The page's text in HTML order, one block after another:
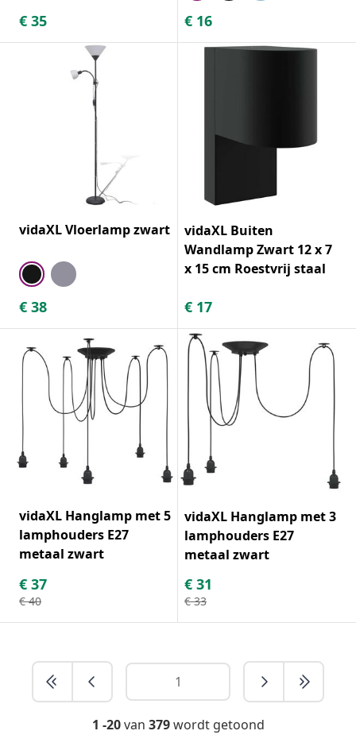
€ 35 € 16
vidaXL Vloerlamp zwart
€ 38
vidaXL Buiten
Wandlamp Zwart 12 x 7
x 15 cm Roestvrij staal
€ 17
vidaXL Hanglamp met 5
lamphouders E27
metaal zwart
€ 37
€ 40
vidaXL Hanglamp met 3
lamphouders E27
metaal zwart
€ 31
€ 33
1 -20van 379wordt getoond